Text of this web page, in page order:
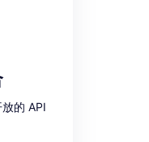
的 API